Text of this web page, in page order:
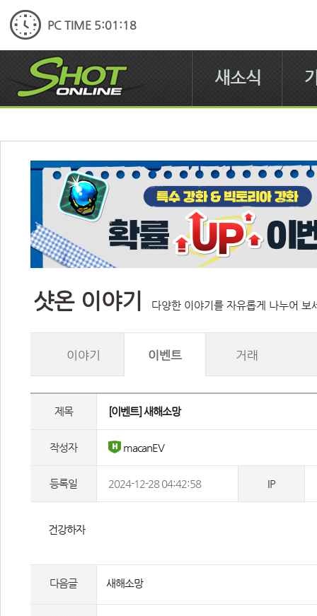
PC TIME 5:01:18
새소식
샷온 이야기 다양한 이야기를 자유롭게 나누어 보
이야기 이벤트 거래
제목 [이벤트] 새해소망
작성자 macanEV
등록일 2024-12-28 04:42:58 IP
건강하자
다음글 새해소망